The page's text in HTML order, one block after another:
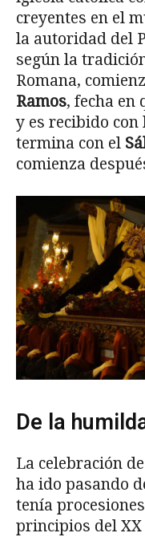
creyentes en el
la autoridad del
según la
Romana,
Ramos, fecha en
y es recibido con
termina con el
comienza
De la
La celebración
ha ido pasando
tenía
principios del